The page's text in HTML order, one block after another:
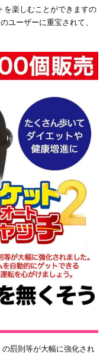
を楽しむことができますの
ユーザーに重宝されて、
罰則等が大幅に強化され